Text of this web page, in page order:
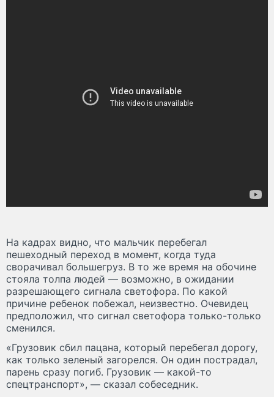
На кадрах видно, что мальчик перебегал
пешеходный переход в момент, когда туда
сворачивал большегруз. В то же время на обочине
стояла толпа людей — возможно, в ожидании
разрешающего сигнала светофора. По какой
причине ребенок побежал, неизвестно. Очевидец
предположил, что сигнал светофора только-только
сменился.
«Грузовик сбил пацана, который перебегал дорогу,
как только зеленый загорелся. Он один пострадал,
парень сразу погиб. Грузовик — какой-то
спецтранспорт», — сказал собеседник.